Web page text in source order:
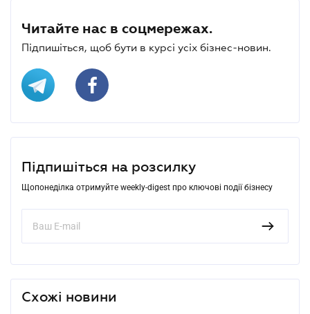
Читайте нас в соцмережах.
Підпишіться, щоб бути в курсі усіх бізнес-новин.
Підпишіться на розсилку
Щопонеділка отримуйте weekly-digest про ключові події бізнесу
Схожі новини